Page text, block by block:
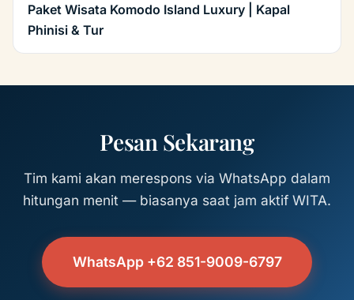
Paket Wisata Komodo Island Luxury | Kapal
Phinisi & Tur
Pesan Sekarang
Tim kami akan merespons via WhatsApp dalam
hitungan menit — biasanya saat jam aktif WITA.
WhatsApp +62 851-9009-6797